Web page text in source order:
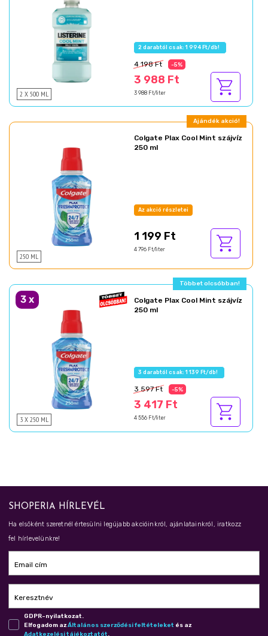
2 X 500 ML
2 darabtól csak: 1 994 Ft/db!
4 198 Ft -5%
3 988 Ft
3 988 Ft/liter
Ajándék akció!
250 ML
Colgate Plax Cool Mint szájvíz
250 ml
Az akció részletei
1 199 Ft
4 796 Ft/liter
Többet olcsóbban!
3 x
3 X 250 ML
Colgate Plax Cool Mint szájvíz
250 ml
3 darabtól csak: 1 139 Ft/db!
3 597 Ft -5%
3 417 Ft
4 556 Ft/liter
SHOPERIA HÍRLEVÉL
Ha elsőként szeretnél értesülni legújabb akcióinkról, ajánlatainkról, iratkozz
fel hírlevelünkre!
Email cím
Keresztnév
GDPR-nyilatkozat.
Elfogadom azÁl­ta­lá­nos szer­ző­dé­si fel­té­te­le­ket és az
Adat­ke­ze­lé­si tá­jé­koz­ta­tót.